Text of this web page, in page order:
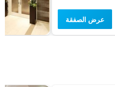
عرض الصفقة